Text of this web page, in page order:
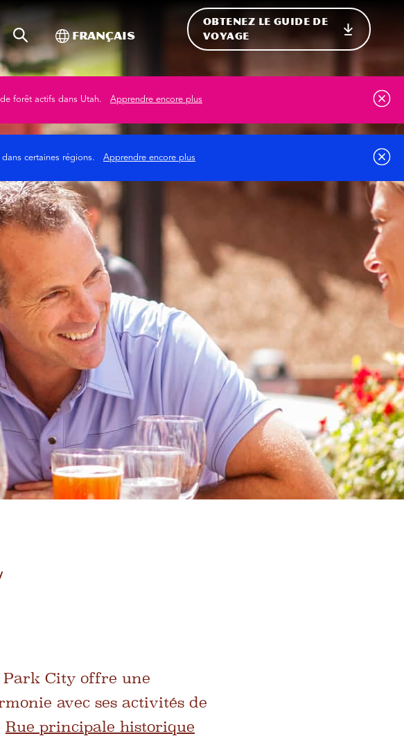
Recherche sur le site
Basculer vers l'international
Français
OBTENEZ LE GUIDE DE
VOYAGE
forêt actifs dans Utah. Apprendre encore plus
certaines régions. Apprendre encore plus
Park City offre une
avec ses activités de
Rue principale historique